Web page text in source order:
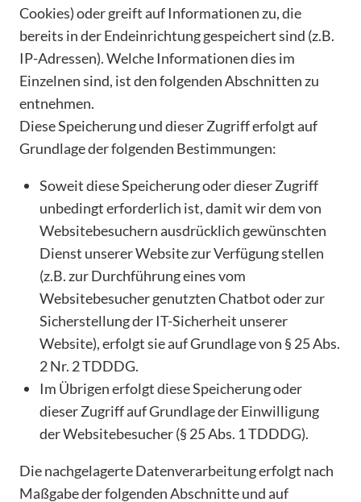
Cookies) oder greift auf Informationen zu, die
bereits in der Endeinrichtung gespeichert sind (z.B.
IP-Adressen). Welche Informationen dies im
Einzelnen sind, ist den folgenden Abschnitten zu
entnehmen.
Diese Speicherung und dieser Zugriff erfolgt auf
Grundlage der folgenden Bestimmungen:
Soweit diese Speicherung oder dieser Zugriff
unbedingt erforderlich ist, damit wir dem von
Websitebesuchern ausdrücklich gewünschten
Dienst unserer Website zur Verfügung stellen
(z.B. zur Durchführung eines vom
Websitebesucher genutzten Chatbot oder zur
Sicherstellung der IT-Sicherheit unserer
Website), erfolgt sie auf Grundlage von § 25 Abs.
2 Nr. 2 TDDDG.
Im Übrigen erfolgt diese Speicherung oder
dieser Zugriff auf Grundlage der Einwilligung
der Websitebesucher (§ 25 Abs. 1 TDDDG).
Die nachgelagerte Datenverarbeitung erfolgt nach
Maßgabe der folgenden Abschnitte und auf